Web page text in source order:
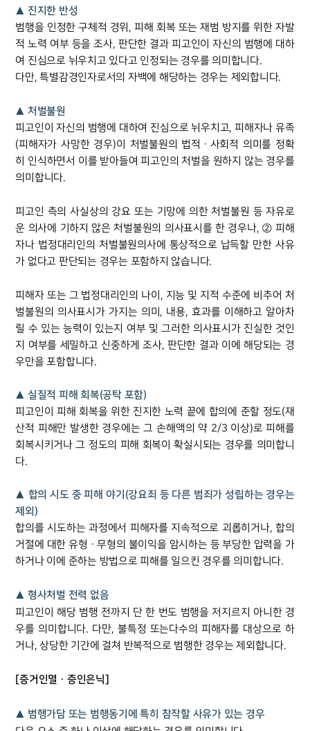
▲ 진지한 반성
범행을 인정한 구체적 경위, 피해 회복 또는 재범 방지를 위한 자발
적 노력 여부 등을 조사, 판단한 결과 피고인이 자신의 범행에 대하
여 진심으로 뉘우치고 있다고 인정되는 경우를 의미합니다.
다만, 특별감경인자로서의 자백에 해당하는 경우는 제외합니다.
▲ 처벌불원
피고인이 자신의 범행에 대하여 진심으로 뉘우치고, 피해자나 유족
(피해자가 사망한 경우)이 처벌불원의 법적ㆍ사회적 의미를 정확
히 인식하면서 이를 받아들여 피고인의 처벌을 원하지 않는 경우를
의미합니다.
피고인 측의 사실상의 강요 또는 기망에 의한 처벌불원 등 자유로
운 의사에 기하지 않은 처벌불원의 의사표시를 한 경우나, ② 피해
자나 법정대리인의 처벌불원의사에 통상적으로 납득할 만한 사유
가 없다고 판단되는 경우는 포함하지 않습니다.
피해자 또는 그 법정대리인의 나이, 지능 및 지적 수준에 비추어 처
벌불원의 의사표시가 가지는 의미, 내용, 효과를 이해하고 알아차
릴 수 있는 능력이 있는지 여부 및 그러한 의사표시가 진실한 것인
지 여부를 세밀하고 신중하게 조사, 판단한 결과 이에 해당되는 경
우만을 포함합니다.
▲ 실질적 피해 회복(공탁 포함)
피고인이 피해 회복을 위한 진지한 노력 끝에 합의에 준할 정도(재
산적 피해만 발생한 경우에는 그 손해액의 약 2/3 이상)로 피해를
회복시키거나 그 정도의 피해 회복이 확실시되는 경우를 의미합니
다.
▲ 합의 시도 중 피해 야기(강요죄 등 다른 범죄가 성립하는 경우는
제외)
합의를 시도하는 과정에서 피해자를 지속적으로 괴롭히거나, 합의
거절에 대한 유형ㆍ무형의 불이익을 암시하는 등 부당한 압력을 가
하거나 이에 준하는 방법으로 피해를 일으킨 경우를 의미합니다.
▲ 형사처벌 전력 없음
피고인이 해당 범행 전까지 단 한 번도 범행을 저지르지 아니한 경
우를 의미합니다. 다만, 불특정 또는다수의 피해자를 대상으로 하
거나, 상당한 기간에 걸쳐 반복적으로 범행한 경우는 제외합니다.
[증거인멸ㆍ증인은닉]
▲ 범행가담 또는 범행동기에 특히 참작할 사유가 있는 경우